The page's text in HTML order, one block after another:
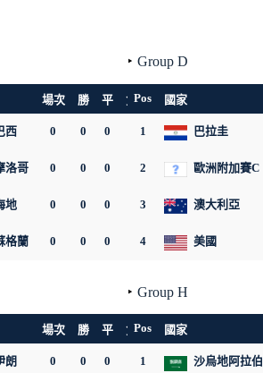
0
0
場次 勝 平 負 淨勝 積分
西 0 0 0 0 0
洛哥 0 0 0 0
地 0 0 0 0 0
格蘭 0 0 0 0 0
Group D
Pos 國家
1 巴拉圭
2 歐洲附加賽C
3 澳大利亞
4 美國
場次 勝 平 負 淨勝 積分
朗 0 0 0 0
Group H
Pos 國家
1 沙烏地阿拉伯